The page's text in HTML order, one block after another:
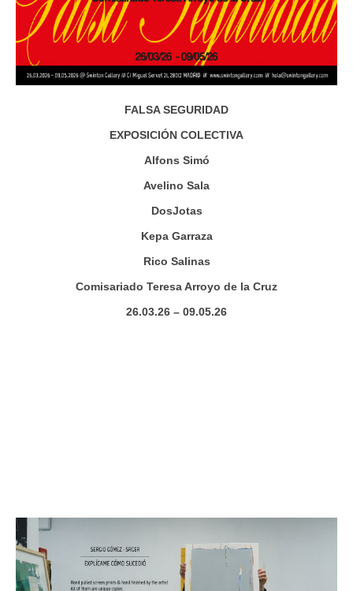
FALSA SEGURIDAD
EXPOSICIÓN COLECTIVA
Alfons Simó
Avelino Sala
DosJotas
Kepa Garraza
Rico Salinas
Comisariado Teresa Arroyo de la Cruz
26.03.26 – 09.05.26